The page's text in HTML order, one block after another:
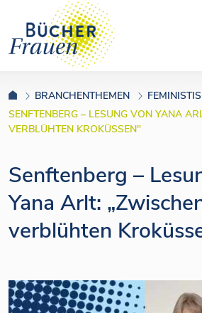
BRANCHENTHEMEN
SENFTENBERG – LESUNG VON YANA
VERBLÜHTEN KROKÜSSEN"
Senftenberg –
Yana Arlt:
verblühten